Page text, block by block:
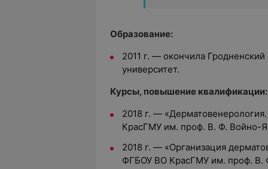
Образование:
2011 г. — окончила
университет.
Курсы, повышение квалификации:
2018 г. —
КрасГМУ им. проф. В. Ф. Войно-
2018 г. — «Организация
ФГБОУ ВО КрасГМУ им. проф. В.